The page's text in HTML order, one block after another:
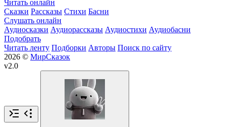
Читать онлайн
Сказки Рассказы Стихи Басни
Слушать онлайн
Аудиосказки Аудиорассказы Аудиостихи Аудиобасни
Подобрать
Читать ленту Подборки Авторы Поиск по сайту
2026 © МирСказок
v2.0